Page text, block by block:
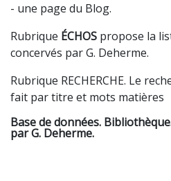
- une page du Blog.
Rubrique ÉCHOS propose la
concervés par G. Deherme.
Rubrique RECHERCHE. Le
fait par titre et mots matières
Base de données.
par G. Deherme.